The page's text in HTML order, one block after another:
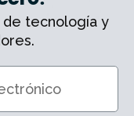
de tecnología y